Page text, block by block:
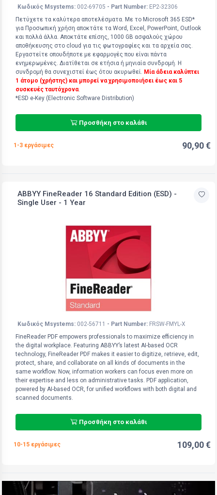
Κωδικός Msystems: 002-69705 - Part Number: EP2-32306
Πετύχετε τα καλύτερα αποτελέσματα. Με το Microsoft 365 ESD*
για Προσωπική χρήση αποκτάτε τα Word, Excel, PowerPoint, Outlook
και πολλά άλλα. Αποκτάτε επίσης, 1000 GB ασφαλούς χώρου
αποθήκευσης στο cloud για τις φωτογραφίες και τα αρχεία σας.
Εργαστείτε οπουδήποτε με εφαρμογές που είναι πάντα
ενημερωμένες. Διατίθεται σε ετήσια ή μηνιαία συνδρομή. Η
συνδρομή θα συνεχιστεί έως ότου ακυρωθεί. Μία άδεια καλύπτει
1 άτομo (χρήστης) και μπορεί να χρησιμοποιήσει έως και 5
συσκευές ταυτόχρονα.
*ESD e-Key (Electronic Software Distribution)
Προσθήκη στο καλάθι
1-3 εργάσιμες 90,90 €
ABBYY FineReader 16 Standard Edition (ESD) -
Single User - 1 Year
Κωδικός Msystems: 002-56711 - Part Number: FRSW-FMYL-X
FineReader PDF empowers professionals to maximize efficiency in
the digital workplace. Featuring ABBYY’s latest AI-based OCR
technology, FineReader PDF makes it easier to digitize, retrieve, edit,
protect, share, and collaborate on all kinds of documents in the
same workflow. Now, information workers can focus even more on
their expertise and less on administrative tasks. PDF application,
powered by AI-based OCR, for unified workflows with both digital and
scanned documents.
Προσθήκη στο καλάθι
10-15 εργάσιμες 109,00 €